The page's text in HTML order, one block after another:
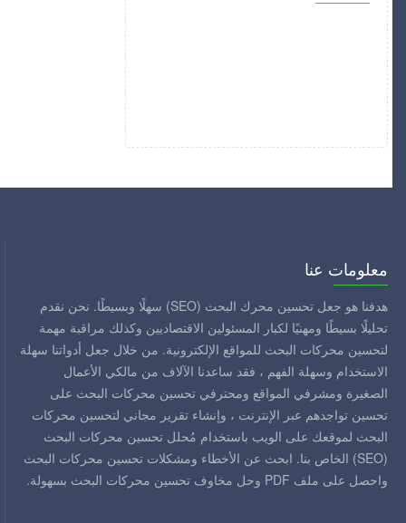
معلومات عنا
هدفنا هو جعل تحسين محرك البحث (SEO) سهلًا وبسيطًا. نحن نقدم
تحليلًا بسيطًا ومهنيًا لكبار المسئولين الاقتصاديين وكذلك مراقبة مهمة
لتحسين محركات البحث للمواقع الإلكترونية. من خلال جعل أدواتنا سهلة
الاستخدام وسهلة الفهم ، فقد ساعدنا الآلاف من مالكي الأعمال
الصغيرة ومشرفي المواقع ومحترفي تحسين محركات البحث على
تحسين تواجدهم عبر الإنترنت ، وإنشاء تقرير مجاني لتحسين محركات
البحث لموقعك على الويب باستخدام مُحلل تحسين محركات البحث
(SEO) الخاص بنا. ابحث عن الأخطاء ومشكلات تحسين محركات البحث
واحصل على ملف PDF وحل مخاوف تحسين محركات البحث بسهولة.